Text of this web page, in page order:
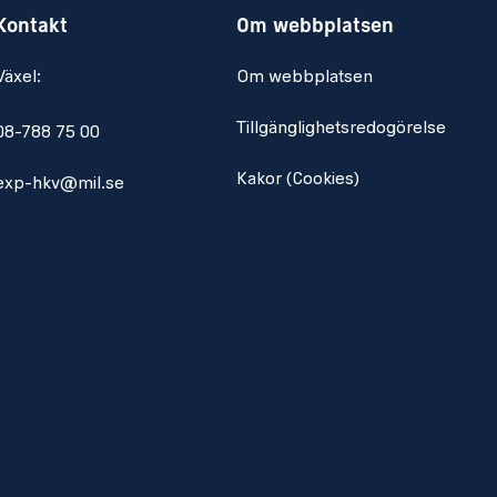
Kontakt
788 75 00
hkv@mil.se
Om webbplatsen
Om webbplatsen
Tillgänglighetsredogörelse
Kakor (Cookies)